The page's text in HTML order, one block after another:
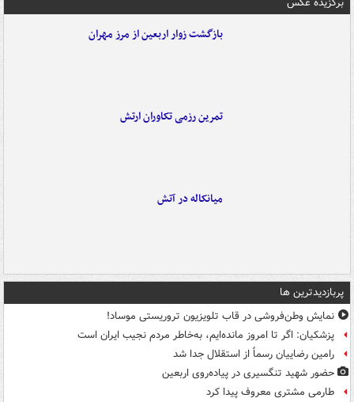
بازگشت زوار اربعین از مرز مهران
تمرین رزمی تکاوران ارتش
میانکاله در آتش
پربازدیدترین ها
نمایش وطن‌فروشی در قاب تلویزیون تروریستی موساد!
پزشکیان: اگر تا امروز مانده‌ایم، به‌خاطر مردم نجیب ایران است
رامین رضاییان رسماً از استقلال جدا شد
حضور شهید تنگسیری در پیاده‌روی اربعین
طارمی مشتری معروف پیدا کرد